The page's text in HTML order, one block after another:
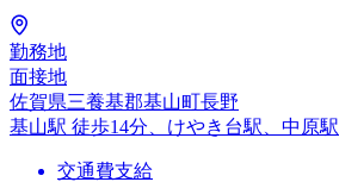
勤務地
面接地
佐賀県三養基郡基山町長野
基山駅 徒歩14分、けやき台駅、中原駅
交通費支給